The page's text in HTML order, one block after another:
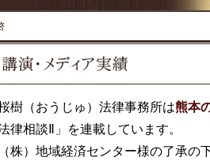
樹（おうじゅ）法律事務所は熊本
律相談Ⅱ」を連載しています。
（株）地域経済センター様の了承の